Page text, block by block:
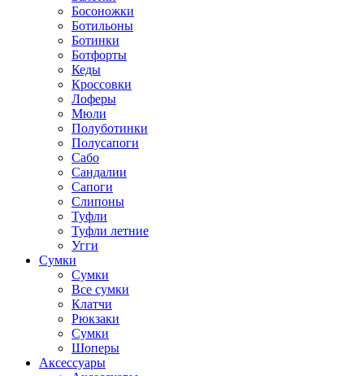
Босоножки
Ботильоны
Ботинки
Ботфорты
Кеды
Кроссовки
Лоферы
Мюли
Полуботинки
Полусапоги
Сабо
Сандалии
Сапоги
Слипоны
Туфли
Туфли летние
Угги
Сумки
Сумки
Все сумки
Клатчи
Рюкзаки
Сумки
Шоперы
Аксессуары